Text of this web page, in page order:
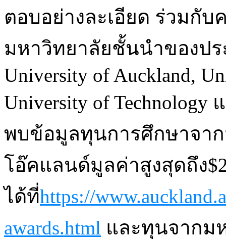
ตอบอย่างละเอียด ร่วมกั
มหาวิทยาลัยชั้นนำของป
University of Auckland,
University of
พบข้อมูลทุนการศึกษาจา
โอ๊คแลนด์มูลค่าสูงสุดถึง
ได้ที่https://
awards.html และทุนจากม